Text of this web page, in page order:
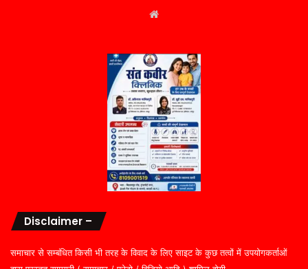
Disclaimer –
समाचार से सम्बंधित किसी भी तरह के विवाद के लिए साइट के कुछ तत्वों में उपयोगकर्ताओं